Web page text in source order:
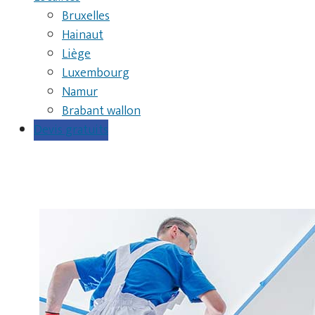
Bruxelles
Hainaut
Liège
Luxembourg
Namur
Brabant wallon
Devis gratuits